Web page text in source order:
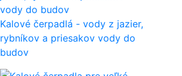
Kalové čerpadlá - vody z jazier,
rybníkov a priesakov vody do
budov